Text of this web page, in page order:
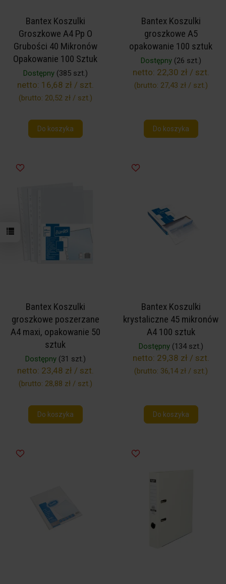
Bantex Koszulki
Groszkowe A4 Pp O
Grubości 40 Mikronów
Opakowanie 100 Sztuk
Dostępny(385 szt.)
netto: 16,68 zł / szt.
(brutto: 20,52 zł / szt.)
Do koszyka
Bantex Koszulki
groszkowe A5
opakowanie 100 sztuk
Dostępny(26 szt.)
netto: 22,30 zł / szt.
(brutto: 27,43 zł / szt.)
Do koszyka
Bantex Koszulki
groszkowe poszerzane
A4 maxi, opakowanie 50
sztuk
Dostępny(31 szt.)
netto: 23,48 zł / szt.
(brutto: 28,88 zł / szt.)
Do koszyka
Bantex Koszulki
krystaliczne 45 mikronów
A4 100 sztuk
Dostępny(134 szt.)
netto: 29,38 zł / szt.
(brutto: 36,14 zł / szt.)
Do koszyka